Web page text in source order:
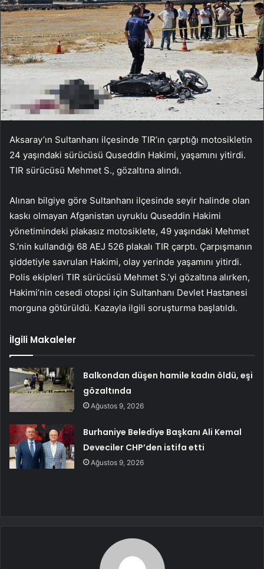
Aksaray’ın Sultanhanı ilçesinde TIR’ın çarptığı motosikletin
24 yaşındaki sürücüsü Quseddin Hakimi, yaşamını yitirdi.
TIR sürücüsü Mehmet S., gözaltına alındı.
Alınan bilgiye göre Sultanhanı ilçesinde seyir halinde olan
kaskı olmayan Afganistan uyruklu Quseddin Hakimi
yönetimindeki plakasız motosiklete, 49 yaşındaki Mehmet
S.’nin kullandığı 68 AEJ 526 plakalı TIR çarptı. Çarpışmanın
şiddetiyle savrulan Hakimi, olay yerinde yaşamını yitirdi.
Polis ekipleri TIR sürücüsü Mehmet S.’yi gözaltına alırken,
Hakimi’nin cesedi otopsi için Sultanhanı Devlet Hastanesi
morguna götürüldü. Kazayla ilgili soruşturma başlatıldı.
İlgili Makaleler
Balkondan düşen hamile kadın öldü, eşi
gözaltında
Ağustos 9, 2026
Burhaniye Belediye Başkanı Ali Kemal
Deveciler CHP’den istifa etti
Ağustos 9, 2026